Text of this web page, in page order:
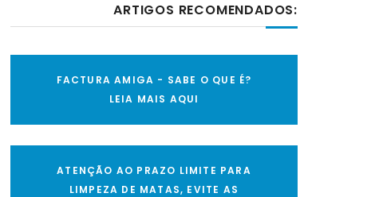
ARTIGOS RECOMENDADOS:
FACTURA AMIGA - SABE O QUE É?
LEIA MAIS AQUI
ATENÇÃO AO PRAZO LIMITE PARA
LIMPEZA DE MATAS, EVITE AS